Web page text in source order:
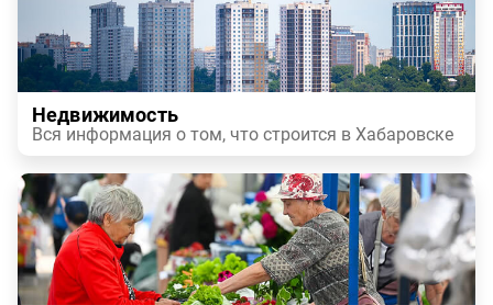
Недвижимость
Вся информация о том, что строится в Хабаровске